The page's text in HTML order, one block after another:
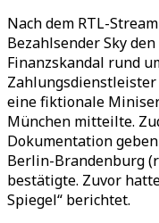
Nach dem RTL-
Bezahlsender Sky
Finanzskandal rund
eine fiktionale
München mitteilte.
Dokumentation
Berlin-Brandenburg
bestätigte. Zuvor
Spiegel“ berichtet.